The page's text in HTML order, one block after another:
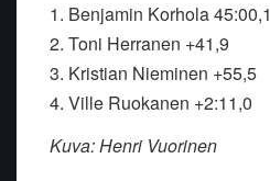
1. Benjamin Korhola 45:00,1
2. Toni Herranen +41,9
3. Kristian Nieminen +55,5
4. Ville Ruokanen +2:11,0
Kuva: Henri Vuorinen